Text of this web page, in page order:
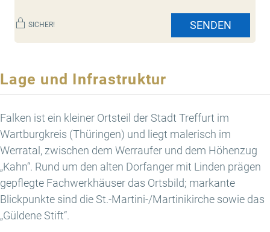
SICHER! SENDEN
Lage und Infrastruktur
Falken ist ein kleiner Ortsteil der Stadt Treffurt im
Wartburgkreis (Thüringen) und liegt malerisch im
Werratal, zwischen dem Werraufer und dem Höhenzug
„Kahn“. Rund um den alten Dorfanger mit Linden prägen
gepflegte Fachwerkhäuser das Ortsbild; markante
Blickpunkte sind die St.-Martini-/Martinikirche sowie das
„Güldene Stift“.